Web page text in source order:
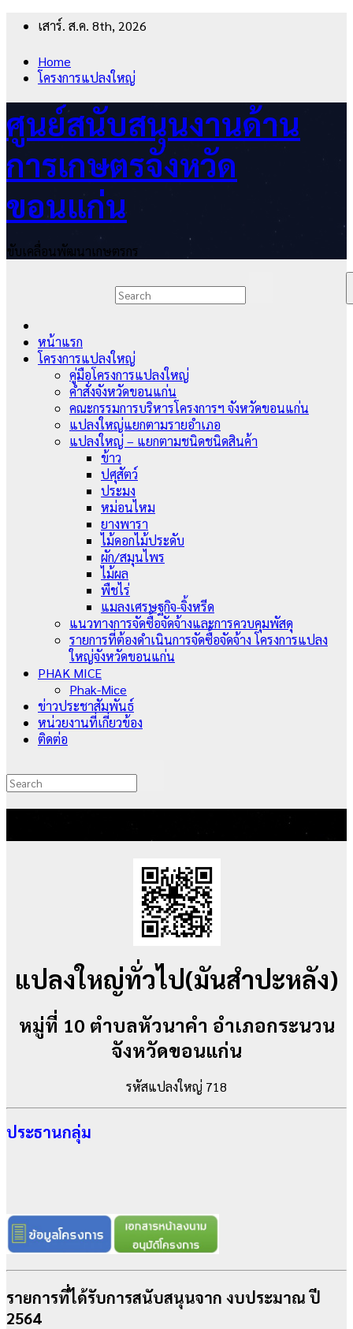
เสาร์. ส.ค. 8th, 2026
Home
โครงการแปลงใหญ่
ศูนย์สนับสนุนงานด้าน
การเกษตรจังหวัด
ขอนแก่น
ขับเคลื่อนพัฒนาเกษตรกร
หน้าแรก
โครงการแปลงใหญ่
คู่มือโครงการแปลงใหญ่
คำสั่งจังหวัดขอนแก่น
คณะกรรมการบริหารโครงการฯ จังหวัดขอนแก่น
แปลงใหญ่แยกตามรายอำเภอ
แปลงใหญ่ – แยกตามชนิดชนิดสินค้า
ข้าว
ปศุสัตว์
ประมง
หม่อนไหม
ยางพารา
ไม้ดอกไม้ประดับ
ผัก/สมุนไพร
ไม้ผล
พืชไร่
แมลงเศรษฐกิจ-จิ้งหรีด
แนวทางการจัดซื้อจัดจ้างและการควบคุมพัสดุ
รายการที่ต้องดำเนินการจัดซื้อจัดจ้าง โครงการแปลง
ใหญ่จังหวัดขอนแก่น
PHAK MICE
Phak-Mice
ข่าวประชาสัมพันธ์
หน่วยงานที่เกี่ยวข้อง
ติดต่อ
แปลงใหญ่ทั่วไป(มันสำปะหลัง)
หมู่ที่ 10 ตำบลหัวนาคำ อำเภอกระนวน
จังหวัดขอนแก่น
รหัสแปลงใหญ่ 718
ประธานกลุ่ม
รายการที่ได้รับการสนับสนุนจาก งบประมาณ ปี
2564